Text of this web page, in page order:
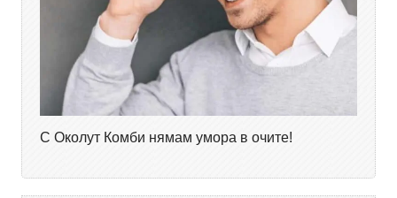
С Околут Комби нямам умора в очите!